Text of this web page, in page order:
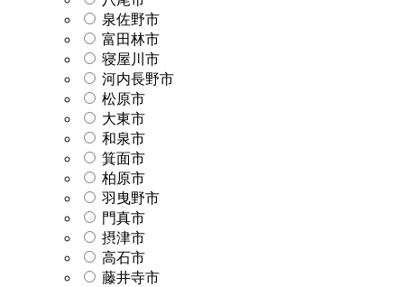
泉佐野市
富田林市
寝屋川市
河内長野市
松原市
大東市
和泉市
箕面市
柏原市
羽曳野市
門真市
摂津市
高石市
藤井寺市